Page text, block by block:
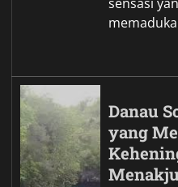
Danau
yang